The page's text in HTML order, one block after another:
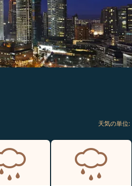
天気の単位: